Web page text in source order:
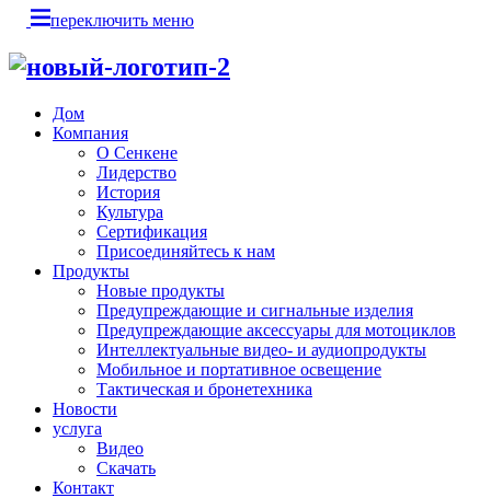
переключить меню
Дом
Компания
О Сенкене
Лидерство
История
Культура
Сертификация
Присоединяйтесь к нам
Продукты
Новые продукты
Предупреждающие и сигнальные изделия
Предупреждающие аксессуары для мотоциклов
Интеллектуальные видео- и аудиопродукты
Мобильное и портативное освещение
Тактическая и бронетехника
Новости
услуга
Видео
Скачать
Контакт